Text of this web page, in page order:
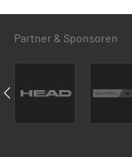
Partner & Sponsoren